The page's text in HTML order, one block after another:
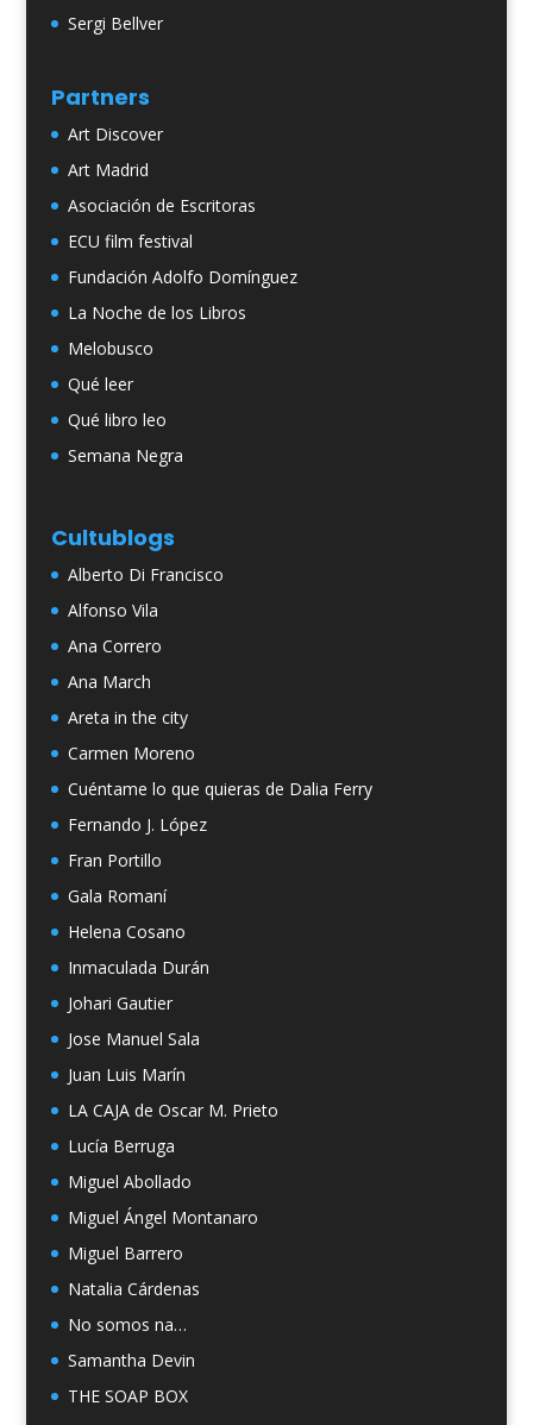
Sergi Bellver
Partners
Art Discover
Art Madrid
Asociación de Escritoras
ECU film festival
Fundación Adolfo Domínguez
La Noche de los Libros
Melobusco
Qué leer
Qué libro leo
Semana Negra
Cultublogs
Alberto Di Francisco
Alfonso Vila
Ana Correro
Ana March
Areta in the city
Carmen Moreno
Cuéntame lo que quieras de Dalia Ferry
Fernando J. López
Fran Portillo
Gala Romaní
Helena Cosano
Inmaculada Durán
Johari Gautier
Jose Manuel Sala
Juan Luis Marín
LA CAJA de Oscar M. Prieto
Lucía Berruga
Miguel Abollado
Miguel Ángel Montanaro
Miguel Barrero
Natalia Cárdenas
No somos na…
Samantha Devin
THE SOAP BOX